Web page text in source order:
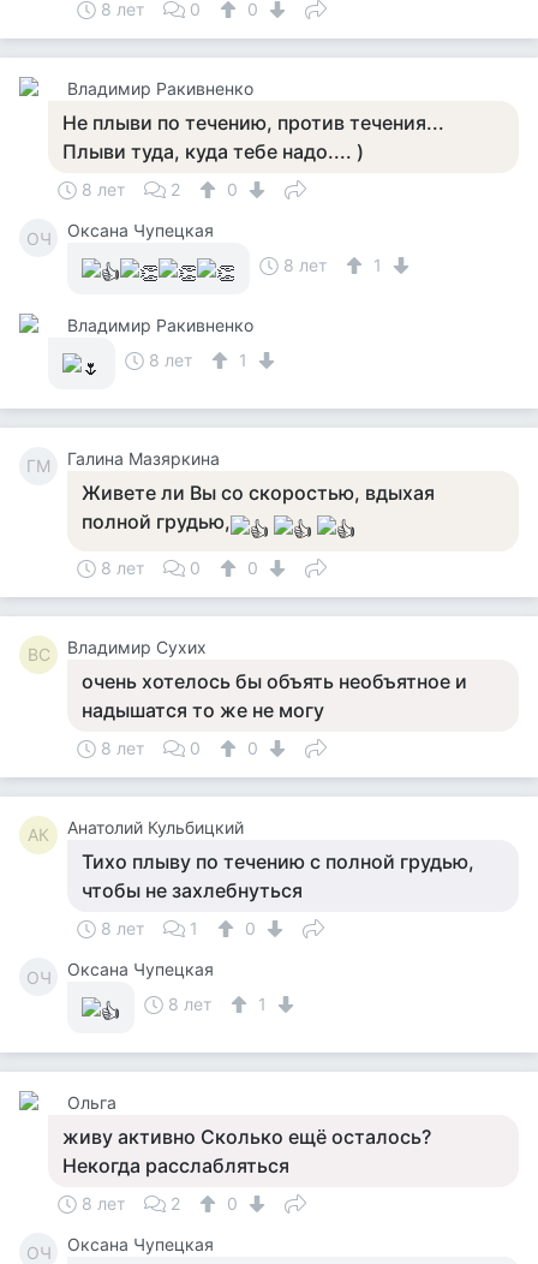
8 лет 0 0
Владимир Ракивненко
Не плыви по течению, против течения...
Плыви туда, куда тебе надо.... )
8 лет 2 0
ОЧ
Оксана Чупецкая
8 лет
1
Владимир Ракивненко
8 лет
1
ГМ Галина Мазяркина
Живете ли Вы со скоростью, вдыхая
полной грудью,
8 лет 0 0
ВС Владимир Сухих
очень хотелось бы объять необъятное и
надышатся то же не могу
8 лет 0 0
АК Анатолий Кульбицкий
Тихо плыву по течению с полной грудью,
чтобы не захлебнуться
8 лет 1 0
ОЧ
Оксана Чупецкая
8 лет
1
Ольга
живу активно Сколько ещё осталось?
Некогда расслабляться
8 лет 2 0
ОЧ Оксана Чупецкая